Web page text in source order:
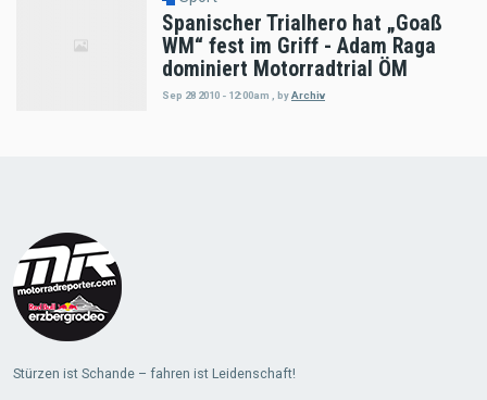
Spanischer Trialhero hat „Goaß
WM“ fest im Griff - Adam Raga
dominiert Motorradtrial ÖM
Sep 28 2010 - 12:00am byArchiv
Stürzen ist Schande – fahren ist Leidenschaft!